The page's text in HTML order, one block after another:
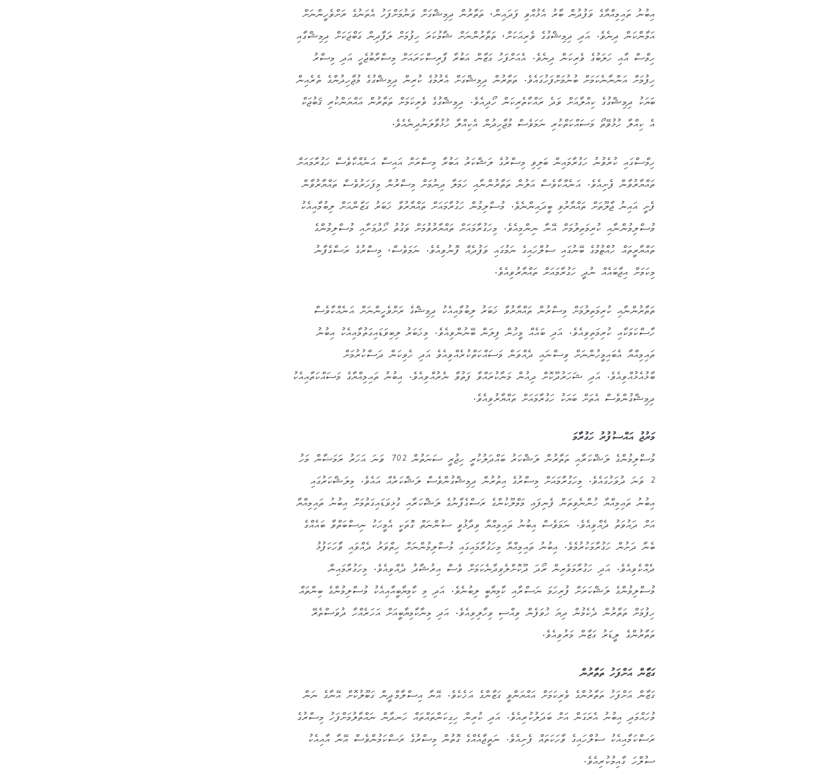
އިބުނު ތައިމިއްޔާގެ ވަފުދުން ބާރު އެޅުއްވި ފަދައިން، ތަތާރުން ދިމިޝްގަށް ވަނުމަށްފަހު އެތަނުގެ ރަށްވެހީންނަށް
އަމާންކަން ދިނެވެ. އަދި ދިމިޝްގުގެ ވެރިއަކަށް، ތަތާރުންނަށް ޝާމުކަރަ ހިފުމަށް ލަފާދިން ގަބްޖަކަށް ދިމިޝްގާއި
ހިމްސް އާއި ހަލަބުގެ ވެރިކަން ދިނެވެ. އެއަށްފަހު ގަޒާން އަބުރާ ފާރިސްކަރައަށް މިސްރާބުޖެހީ އަދި މިސްރު
ހިފުމަށް އަންނާނެކަމަށް ބުނުމަށްފަހުގައެވެ. ތަތާރުން ދިމިޝްގަށް އެރުމުގެ ކުރިން ދިމިޝްގުގެ މުޖާހިދުންގެ ތެރެއިން
ބަޔަކު ދިމިޝްގުގެ ކިއްލާއަށް ވަދެ ރައްކާތެރިކަން ހޯދިއެވެ. ދިމިޝްގުގެ ވެރިކަމަށް ތަތާރުން އައްޔަންކުރި ޤަބުޖަކް
އެ ކިއްލާ ހުޅުވޭތޯ މަސައްކަތްކުރި ނަމަވެސް މުޖާހިދުން އެކިއްލާ ހުޅުވާލަނުދިނެއެވެ.
ހިމްސްގައި ކުރެވުނު ހަގުރާމައިން ބަލިވި މިސްރުގެ ލަޝްކަރު އަބުރާ މިސްރަށް އައިސް އަނެއްކާވެސް ހަގުރާމައަށް
ތައްޔާރުވާން ފެށިއެވެ. އަނެއްކާވެސް އަލުން ތަތާރުންނާއި ހަމަލާ ދިނުމަށް މިސްރުން މިފަހަރުވެސް ތައްޔާރުވާން
ފެށީ އައިނު ޖާލޫތަށް ތައްޔާރުވި ބީދައިންނެވެ. މުސްލިމުން ހަގުރާމައަށް ތައްޔާރުވާ ޚަބަރު ގަޒާންއަށް ލިބުމާއިއެކު
މުސްލިމުންނާއި ކުރިމަތިލުމަށް އޭނާ ނިންމިއެވެ. މިހަގުރާމައަށް ތައްޔާރުވުމަށް ވަގުތު ހޯދުމަށާއި މުސްލިމުންގެ
ތައްޔާރީތައް ހުއްޓުމުގެ ބޭނުގައި ސުލްހައިގެ ނަމުގައި ވަފުދެއް ފޮނުވިއެވެ. ނަމަވެސް، މިސްރުގެ ރަސްގެފާނު
މިކަމަށް އިޖާބައެއް ނުދީ ހަގުރާމައަށް ތައްޔާރުވިއެވެ.
ތަތާރުންނާއި ކުރިމަތިލުމަށް މިސްރުން ތައްޔާރުވާ ޚަބަރު ލިބުމާއިއެކު ދިމިޝްގެ ރަށްވެހީންނަށް އަނެއްކާވެސް
ހާސްކަމަކާއި ކުރިމަތިވިއެވެ. އަދި ބައެއް މީހުން ފިލަން ބޭނުންވިއެވެ. މިޚަބަރު ލިބިވަޑައިގަތުމާއިއެކު އިބުނު
ތައިމިއްޔާ އެބައިމީހުންނަށް ވިސްނައި ދެއްވަން މަސައްކަތްކުރެއްވިއެވެ އަދި ހެވިކަން ދަސްކުރުމަށް
ބާޅުއެޅުއްވިއެވެ. އަދި ޝަހަރުދޫކޮށް ދިއުން މަނާކުރައްވާ ފަތުވާ ނެރުއްވިއެވެ. އިބުނު ތައިމިއްޔާގެ މަސައްކަތާއިއެކު
ދިމިޝްގުންވެސް އެތަށް ބަޔަކު ހަގުރާމައަށް ތައްޔާރުވިއެވެ.
މަރުޖު އައްސުފުރު ހަގުރާމަ
މުސްލިމުންގެ ލަޝްކަރާއި ތަތާރުން ލަޝްކަރު ބައްދަލުކުރީ ހިޖުރީ ސަނަތުން 702 ވަނަ އަހަރު ރަމަޟާން މަހު
2 ވަނަ ދުވަހުގައެވެ. މިހަގުރާމައަށް މިސްރުގެ އިތުރުން ދިމިޝްގުންވެސް ލަޝްކަރެއް އައެވެ. މިލަޝްކަރުގައި
އިބުނު ތައިމިއްޔާ ހުންނެވިތަން ފެނިފައި މަމްލޫކުންގެ ރަސްގެފާނުގެ ލަޝްކަރާއި ގުޅިވަޑައިގަތުމަށް އިބުނު ތައިމިއްޔާ
އަށް ދައުވަތު ދެއްވިއެވެ. ނަމަވެސް އިބުނު ތައިމިއްޔާ ވިދާޅުވީ ސުންނަތް ގޮތަކީ އެމީހަކު ނިސްބަތްވާ ބައެއްގެ
ބެނާ ދަށުން ހަގުރާމަކުރުމެވެ. އިބުނު ތައިމިއްޔާ މިހަގުރާމައިގައި މުސްލިމުންނަށް ހިތްވަރު ދެއްވައި ވާހަކަފުޅު
ދެއްކެވިއެވެ. އަދި ހަގުރާމަވެރިން ރޯދަ ދޫކޮށްލެވިދާނެކަމަށް ވެސް އިރުޝާދު ދެއްވިއެވެ. މިހަގުރާމައިން
މުސްލިމުންގެ ލަޝްކަރަށް ފުރިހަމަ ނަސްރާއި ކާމިޔާބީ ލިބުނެވެ. އަދި މި ކާމިޔާބީއާއިއެކު މުސްލިމުންގެ ބިންތައް
ހިފުމަށް ތަތާރުން ދެކެމުން ދިޔަ ހުވަފެން ވިއްސި ވިހާލިވިއެވެ. އަދި މިނާކާމިޔާބީއަށް އަހަރެއްހާ ދުވަސްތެރޭ
ތަތާރުންގެ ލީޑަރު ގަޒާން މަރުވިއެވެ.
ގަޒާން އަށްފަހު ތަތާރުން
ގަޒާން އަށްފަހު ތަތާރުންގެ ވެރިކަމަށް އައްޔަންވީ ގަޒާންގެ އަޚެކެވެ. އޭނާ އިސްލާމްދީން ގަބޫލުކޮށް އޭނާގެ ނަން
މުހައްމަދި އިބުނު އެރަގަން އަށް ބަދަލުކުރިއެވެ. އަދި ކުރިން ހިގިކަންތައްތައް ހަނދާން ނައްތާލުމަށްފަހު މިސްރުގެ
ރަސްކަމާއިއެކު ސުލްހައިގެ ވާހަކަތައް ފެށިއެވެ. ނަތީޖާއެއްގެ ގޮތުން މިސްރުގެ ރަސްކަމުންވެސް އޭނާ އާއިއެކު
ސުލްހަ ގާއިމުކުރިއެވެ.